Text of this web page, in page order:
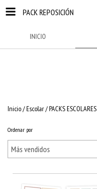
PACK REPOSICIÓN
INICIO
Inicio/Escolar/PACKS ESCOLARES
Ordenar por